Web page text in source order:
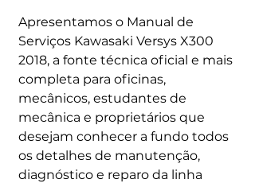
Apresentamos o Manual de
Serviços Kawasaki Versys X300
2018, a fonte técnica oficial e mais
completa para oficinas,
mecânicos, estudantes de
mecânica e proprietários que
desejam conhecer a fundo todos
os detalhes de manutenção,
diagnóstico e reparo da linha